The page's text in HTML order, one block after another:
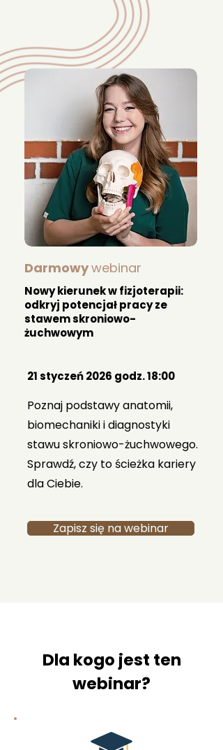
Nowy kierunek w fizjoterapii:
odkryj potencjał pracy ze
stawem skroniowo-
żuchwowym
21 styczeń 2026 godz. 18:00
Poznaj podstawy anatomii,
biomechaniki i diagnostyki
stawu skroniowo-żuchwowego.
Sprawdź, czy to ścieżka kariery
dla Ciebie.
Zapisz się na webinar
Darmowywebinar
Dla kogo jest ten
webinar?